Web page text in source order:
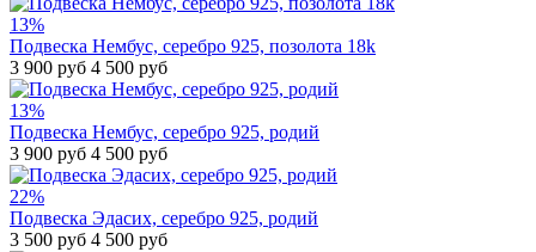
13%
Подвеска Нембус, серебро 925, позолота 18k
3 900 руб 4 500 руб
13%
Подвеска Нембус, серебро 925, родий
3 900 руб 4 500 руб
22%
Подвеска Эдасих, серебро 925, родий
3 500 руб 4 500 руб